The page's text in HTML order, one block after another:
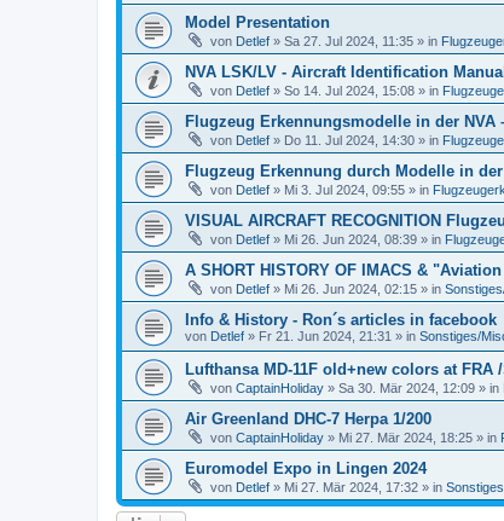
Model Presentation
von Detlef » Sa 27. Jul 2024, 11:35 » in
NVA LSK/LV - Aircraft Identification
von Detlef » So 14. Jul 2024, 15:08 » in
Flugzeug Erkennungsmodelle in der NVA
von Detlef » Do 11. Jul 2024, 14:30 » in
Flugzeug Erkennung durch Modelle in der
von Detlef » Mi 3. Jul 2024, 09:55 » in
VISUAL AIRCRAFT RECOGNITION
von Detlef » Mi 26. Jun 2024, 08:39 » in
A SHORT HISTORY OF IMACS &
von Detlef » Mi 26. Jun 2024, 02:15 » in
Info & History - Ron´s articles in facebook
von Detlef » Fr 21. Jun 2024, 21:31 » in Sonstiges/
Lufthansa MD-11F old+new colors at FRA /
von CaptainHoliday » Sa 30. Mär 2024, 12:09 » in
Air Greenland DHC-7 Herpa 1/200
von CaptainHoliday » Mi 27. Mär 2024, 18:25 » in
Euromodel Expo in Lingen 2024
von Detlef » Mi 27. Mär 2024, 17:32 » in